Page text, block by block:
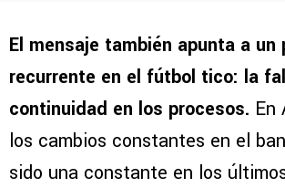
El mensaje también apunta a un
recurrente en el fútbol tico: la
continuidad en los procesos. En
los cambios constantes en el
sido una constante en los